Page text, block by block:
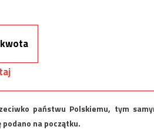
państwu Polskiemu, tym
na początku.